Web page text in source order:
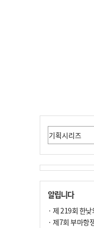
알립니다
· 제 219회 한
· 제7회 부마항